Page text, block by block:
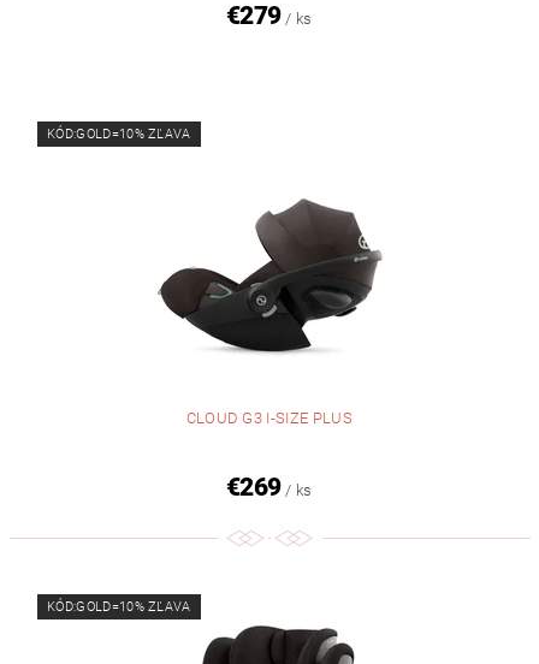
€279 / ks
KÓD:GOLD=10% ZĽAVA
CLOUD G3 I-SIZE PLUS
€269 / ks
KÓD:GOLD=10% ZĽAVA